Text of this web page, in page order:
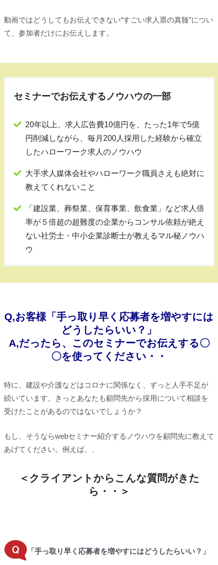
動画ではどうしてもお伝えできない“すごい求人票の真髄”につい
て、参加者だけにお伝えします。
セミナーでお伝えするノウハウの一部
20年以上、求人広告費10億円を、たった1年で5億
円削減しながら、毎月200人採用した経験から確立
したハローワーク求人のノウハウ
大手求人媒体会社やハローワーク職員さえも絶対に
教えてくれないこと
「建設業、葬祭業、保育事業、飲食業」など求人倍
率が５倍超の超難度の企業からコンサル依頼が絶え
ない社労士・中小企業診断士が教えるマル秘ノウハ
ウ
Q,お客様「手っ取り早く応募者を増やすには
どうしたらいい？」
A,だったら、このセミナーでお伝えする〇
〇を使ってください・・
特に、建設や介護などはコロナに関係なく、ずっと人手不足が
続いています。きっとあなたも顧問先から採用について相談を
受けたことがあるのではないでしょうか？
もし、そうならwebセミナー紹介するノウハウを顧問先に教えて
あげてください。例えば、、
＜クライアントからこんな質問がきた
ら・・＞
「手っ取り早く応募者を増やすにはどうしたらいい？」